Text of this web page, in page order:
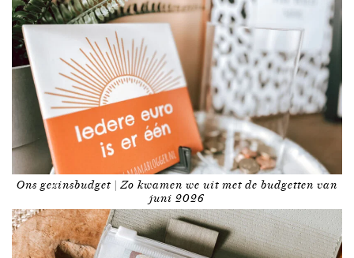
Ons gezinsbudget | Zo kwamen we uit met de budgetten van
juni 2026